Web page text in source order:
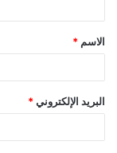
ق
*
الاسم *
البريد الإلكتروني *